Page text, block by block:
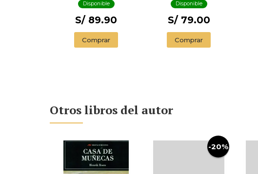
Disponible
S/ 89.90
Comprar
Disponible
S/ 79.00
Comprar
Otros libros del autor
-20%